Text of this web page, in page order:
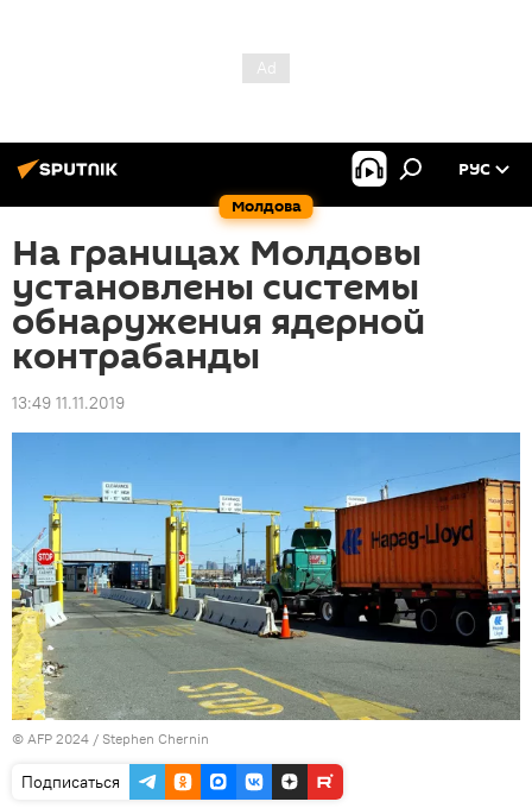
Молдова
РУС
На границах Молдовы
установлены системы
обнаружения ядерной
контрабанды
13:49 11.11.2019
© AFP 2024 / Stephen Chernin
Подписаться